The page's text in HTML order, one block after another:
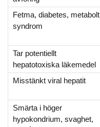
Fetma, diabetes, metabolt
syndrom
Tar potentiellt
hepatotoxiska läkemedel
Misstänkt viral hepatit
Smärta i höger
hypokondrium, svaghet,